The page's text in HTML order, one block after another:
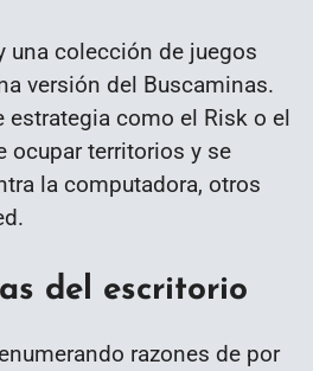
una colección de juegos
versión del Buscaminas.
estrategia como el Risk o el
ocupar territorios y se
la computadora, otros
del escritorio
razones de por